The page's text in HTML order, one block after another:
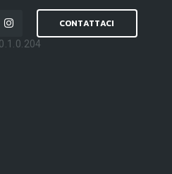
CONTATTACI